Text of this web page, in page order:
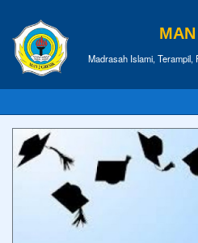
Madrasah Islami, Terampil,